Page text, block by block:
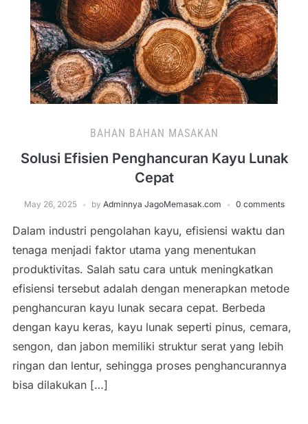
BAHAN BAHAN MASAKAN
Solusi Efisien Penghancuran Kayu Lunak
Cepat
May 26, 2025 by Adminnya JagoMemasak.com 0 comments
Dalam industri pengolahan kayu, efisiensi waktu dan
tenaga menjadi faktor utama yang menentukan
produktivitas. Salah satu cara untuk meningkatkan
efisiensi tersebut adalah dengan menerapkan metode
penghancuran kayu lunak secara cepat. Berbeda
dengan kayu keras, kayu lunak seperti pinus, cemara,
sengon, dan jabon memiliki struktur serat yang lebih
ringan dan lentur, sehingga proses penghancurannya
bisa dilakukan […]